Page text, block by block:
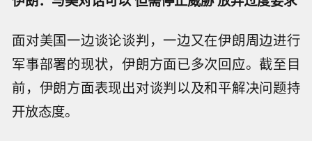
面对美国一边谈论谈判，一边又在伊朗周边进行
军事部署的现状，伊朗方面已多次回应。截至目
前，伊朗方面表现出对谈判以及和平解决问题持
开放态度。